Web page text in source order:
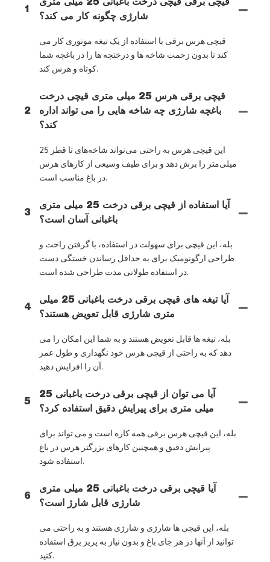
1
قیچی برقی قیچی درخت باغبانی 25 میلی متری
شارژی چگونه کار می کند؟
قیچی هرس برقی با استفاده از یک تیغه موتوری کار می
کند تا بدون زحمت شاخه ها و درختچه ها را در باغچه شما
کوتاه و هرس کند.
2
قیچی برقی هرس 25 میلی متری قیچی درخت
باغچه شارژی چه شاخه هایی را می تواند اداره
کند؟
این قیچی هرس به راحتی می‌تواند شاخه‌های تا قطر 25
میلی‌متر را برش دهد و برای طیف وسیعی از کارهای هرس
در باغ مناسب است.
3
آیا استفاده از قیچی برقی درخت 25 میلی متری
باغبانی آسان است؟
بله، این قیچی برای سهولت در استفاده، با گرفتن راحت و
طراحی ارگونومیک برای به حداقل رساندن خستگی دست
در استفاده طولانی مدت طراحی شده است.
4
آیا تیغه های قیچی برقی درخت باغبانی 25 میلی
متری شارژی قابل تعویض هستند؟
بله، تیغه ها قابل تعویض هستند و به شما این امکان را می
دهد که به راحتی از قیچی هرس خود نگهداری و طول عمر
آن را افزایش دهید.
5
آیا می توان از قیچی برقی درخت باغبانی 25
میلی متری برای پیرایش دقیق استفاده کرد؟
بله، این قیچی هرس برقی همه کاره است و می تواند برای
پیرایش دقیق و همچنین کارهای بزرگتر هرس در باغ
استفاده شود.
6
آیا قیچی برقی درخت باغبانی 25 میلی متری
شارژی قابل شارژ است؟
بله، این قیچی ها شارژی و شارژی هستند و به راحتی می
توانید از آنها در هر جای باغ و بدون نیاز به پریز برق استفاده
کنید.